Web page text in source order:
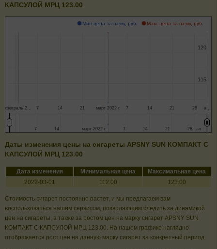
КАПСУЛОЙ МРЦ 123.00
Мин цена за пачку, руб. Макс цена за пачку, руб.
февраль 2… март 2022 г. а…
7 14 21 7 14 21 28
115
115
120
120
март 2022 г.
март 2022 г. ап…
ап…
77 14
14 77 14
14 21
21 28
28
Даты изменения цены на сигареты APSNY SUN КОМПАКТ С
КАПСУЛОЙ МРЦ 123.00
Дата изменения Минимальная цена
Максимальная цена
2022-03-01
112.00 123.00
Стоимость сигарет постоянно растет, и мы предлагаем вам
воспользоваться нашим сервисом, позволяющим следить за динамикой
цен на сигареты, а также за ростом цен на марку сигарет APSNY SUN
КОМПАКТ С КАПСУЛОЙ МРЦ 123.00. На нашем графике наглядно
отображается рост цен на данную марку сигарет за конкретный период.